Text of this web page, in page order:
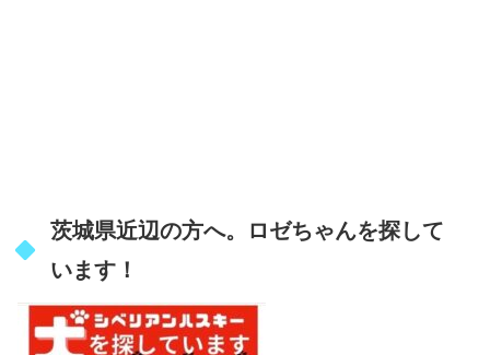
茨城県近辺の方へ。ロゼちゃんを探して
います！